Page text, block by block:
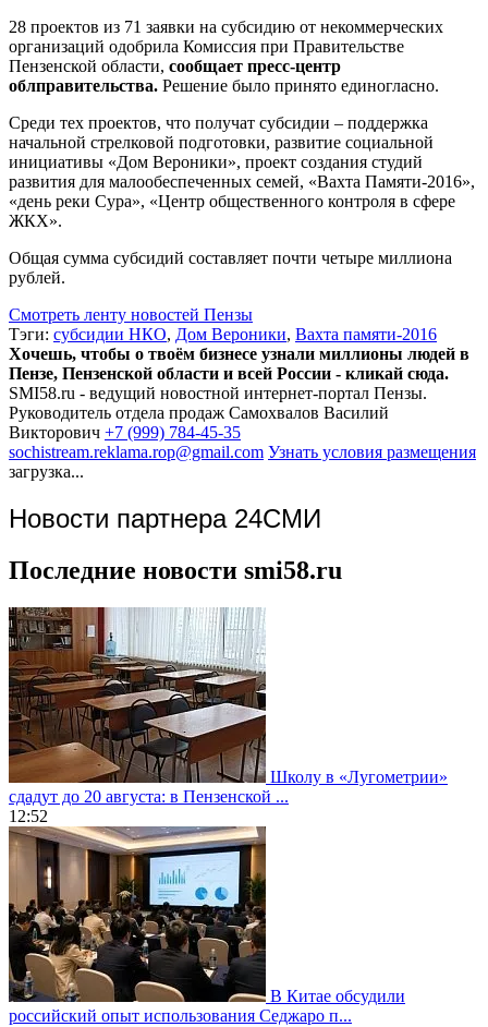
28 проектов из 71 заявки на субсидию от некоммерческих
организаций одобрила Комиссия при Правительстве
Пензенской области, сообщает пресс-центр
облправительства. Решение было принято единогласно.
Среди тех проектов, что получат субсидии – поддержка
начальной стрелковой подготовки, развитие социальной
инициативы «Дом Вероники», проект создания студий
развития для малообеспеченных семей, «Вахта Памяти-2016»,
«день реки Сура», «Центр общественного контроля в сфере
ЖКХ».
Общая сумма субсидий составляет почти четыре миллиона
рублей.
Смотреть ленту новостей Пензы
Тэги: субсидии НКО, Дом Вероники, Вахта памяти-2016
Хочешь, чтобы о твоём бизнесе узнали миллионы людей в
Пензе, Пензенской области и всей России - кликай сюда.
SMI58.ru - ведущий новостной интернет-портал Пензы.
Руководитель отдела продаж Самохвалов Василий
Викторович +7 (999) 784-45-35
sochistream.reklama.rop@gmail.com Узнать условия размещения
загрузка...
Новости партнера 24СМИ
Последние новости smi58.ru
Школу в «Лугометрии»
сдадут до 20 августа: в Пензенской ...
12:52
В Китае обсудили
российский опыт использования Седжаро п...